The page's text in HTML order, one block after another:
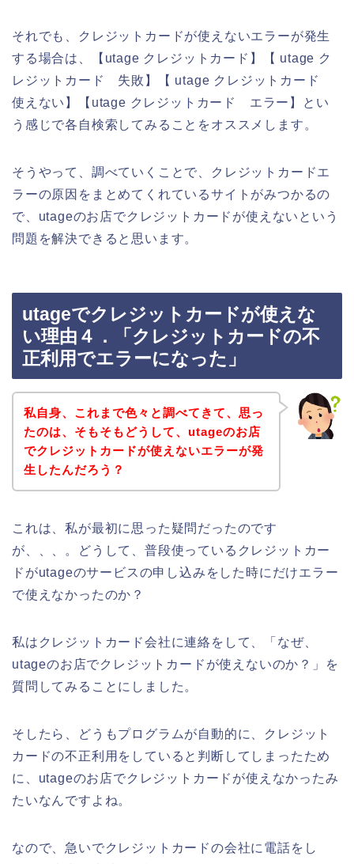
それでも、クレジットカードが使えないエラーが発生
する場合は、【utage クレジットカード】【 utage ク
レジットカード 失敗】【 utage クレジットカード
使えない】【utage クレジットカード エラー】とい
う感じで各自検索してみることをオススメします。
そうやって、調べていくことで、クレジットカードエ
ラーの原因をまとめてくれているサイトがみつかるの
で、utageのお店でクレジットカードが使えないという
問題を解決できると思います。
utageでクレジットカードが使えな
い理由４．「クレジットカードの不
正利用でエラーになった」
私自身、これまで色々と調べてきて、思っ
たのは、そもそもどうして、utageのお店
でクレジットカードが使えないエラーが発
生したんだろう？
これは、私が最初に思った疑問だったのです
が、、、。どうして、普段使っているクレジットカー
ドがutageのサービスの申し込みをした時にだけエラー
で使えなかったのか？
私はクレジットカード会社に連絡をして、「なぜ、
utageのお店でクレジットカードが使えないのか？」を
質問してみることにしました。
そしたら、どうもプログラムが自動的に、クレジット
カードの不正利用をしていると判断してしまったため
に、utageのお店でクレジットカードが使えなかったみ
たいなんですよね。
なので、急いでクレジットカードの会社に電話をし